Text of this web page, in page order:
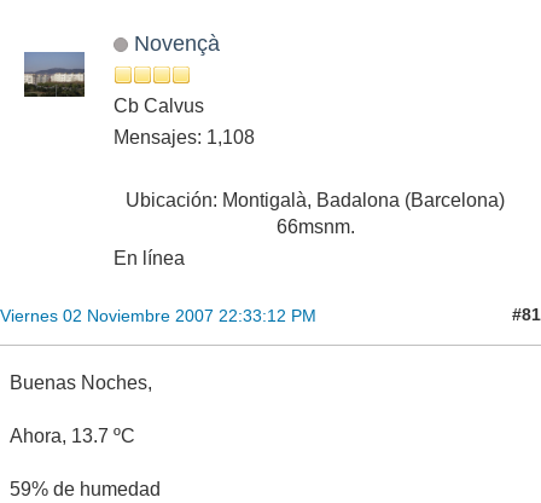
Novençà
Cb Calvus
Mensajes: 1,108
Ubicación: Montigalà, Badalona (Barcelona)
66msnm.
En línea
Viernes 02 Noviembre 2007 22:33:12 PM #81
Buenas Noches,
Ahora, 13.7 ºC
59% de humedad